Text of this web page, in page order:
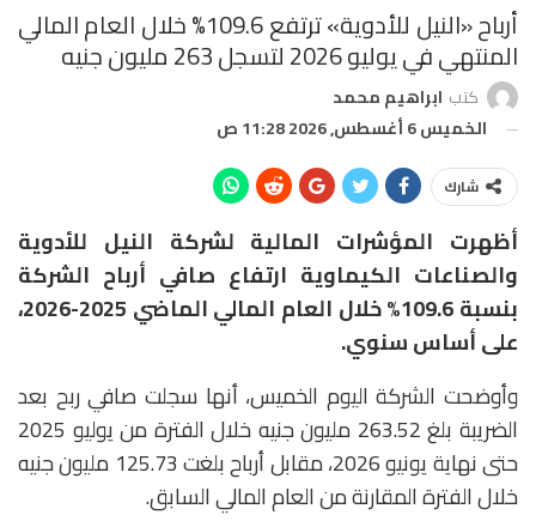
أرباح «النيل للأدوية» ترتفع 109.6% خلال العام المالي
المنتهي في يوليو 2026 لتسجل 263 مليون جنيه
كتب ابراهيم محمد
الخميس 6 أغسطس, 2026 11:28 ص
شارك
أظهرت المؤشرات المالية لشركة النيل للأدوية
والصناعات الكيماوية ارتفاع صافي أرباح الشركة
بنسبة 109.6% خلال العام المالي الماضي 2025-2026،
على أساس سنوي.
وأوضحت الشركة اليوم الخميس، أنها سجلت صافي ربح بعد
الضريبة بلغ 263.52 مليون جنيه خلال الفترة من يوليو 2025
حتى نهاية يونيو 2026، مقابل أرباح بلغت 125.73 مليون جنيه
خلال الفترة المقارنة من العام المالي السابق.